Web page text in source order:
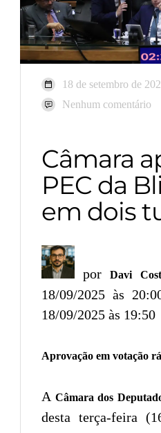
18 de setembro de
Nenhum comentário
Câmara
PEC da
em dois
porDavi
18/09/2025 às
18/09/2025 às 19:50
Aprovação em votação
A Câmara dos
desta terça-feira